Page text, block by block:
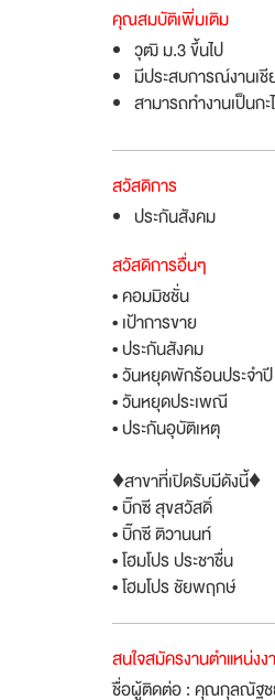
คุณสมบัติเพิ่มเติม
วุฒิ ม.3 ขึ้นไป
มีประสบการณ์งานเ
สามารถทำงานเป็นก
สวัสดิการ
ประกันสังคม
สวัสดิการอื่นๆ
• คอมมิชชั่น
• เป้าการขาย
• ประกันสังคม
• วันหยุดพักร้อนประจำปี
• วันหยุดประเพณี
• ประกันอุบัติเหตุ
♦︎สาขาที่เปิดรับมีดังนี้♦︎
• บิ๊กซี สุขสวัสดิ์
• บิ๊กซี ติวานนท์
• โฮมโปร ประชาชื่น
• โฮมโปร ชัยพฤกษ์
สนใจสมัครงานตำแหน่ง
ชื่อผู้ติดต่อ : คุณกุลณัฐช